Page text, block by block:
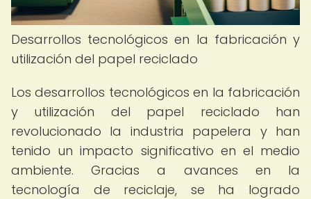
Desarrollos tecnológicos en la fabricación y
utilización del papel reciclado
Los desarrollos tecnológicos en la fabricación
y utilización del papel reciclado han
revolucionado la industria papelera y han
tenido un impacto significativo en el medio
ambiente. Gracias a avances en la
tecnología de reciclaje, se ha logrado